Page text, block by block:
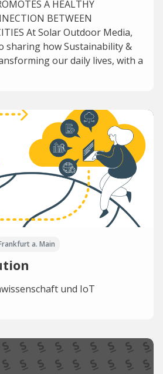
A HEALTHY
BETWEEN
At Solar Outdoor Media,
sharing how Sustainability &
our daily lives, with a
a. Main
und IoT